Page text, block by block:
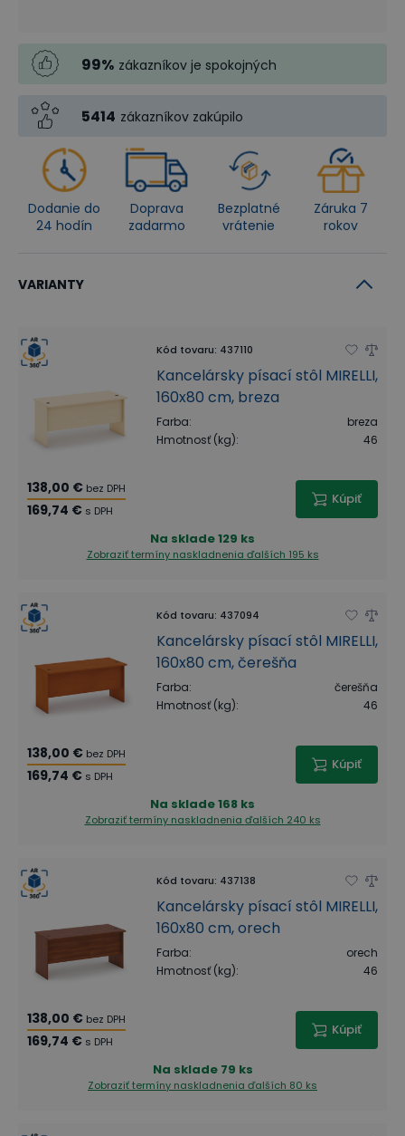
99% zákazníkov je spokojných
5414 zákazníkov zakúpilo
Dodanie do
24 hodín
Doprava
zadarmo
Bezplatné
vrátenie
Záruka 7
rokov
VARIANTY
Kód tovaru: 437110
Kancelársky písací stôl MIRELLI,
160x80 cm, breza
Farba:
breza
Hmotnosť (kg): 46
138,00 € bez DPH
169,74 € s DPH
Kúpiť
Na sklade129 ks
Zobraziť termíny naskladnenia ďalších 195 ks
Kód tovaru: 437094
Kancelársky písací stôl MIRELLI,
160x80 cm, čerešňa
Farba:
čerešňa
Hmotnosť (kg): 46
138,00 € bez DPH
169,74 € s DPH
Kúpiť
Na sklade168 ks
Zobraziť termíny naskladnenia ďalších 240 ks
Kód tovaru: 437138
Kancelársky písací stôl MIRELLI,
160x80 cm, orech
Farba:
orech
Hmotnosť (kg): 46
138,00 € bez DPH
169,74 € s DPH
Kúpiť
Na sklade 79 ks
Zobraziť termíny naskladnenia ďalších 80 ks